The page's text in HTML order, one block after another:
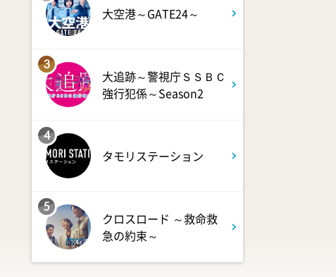
大空港～GATE24～
3
大追跡～警視庁ＳＳＢＣ
強行犯係～Season2
4
タモリステーション
5
クロスロード ～救命救
急の約束～